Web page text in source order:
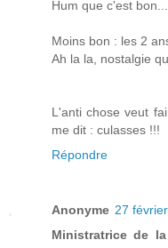
Hum que c'est bon...
Moins bon : les 2
Ah la la, nostalgie
L'anti chose veut
me dit : culasses !!!
Répondre
Anonyme 27
Ministratrice de